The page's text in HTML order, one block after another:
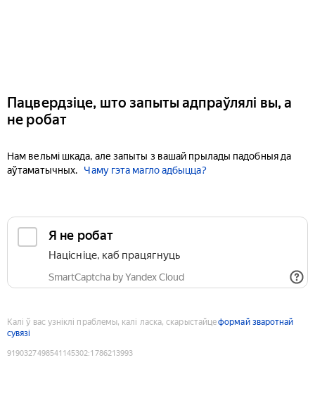
Пацвердзіце, што запыты адпраўлялі вы, а
не робат
Нам вельмі шкада, але запыты з вашай прылады падобныя да
аўтаматычных.
Чаму гэта магло адбыцца?
Я не робат
Націсніце, каб працягнуць
SmartCaptcha by Yandex Cloud
Калі ў вас узніклі праблемы, калі ласка, скарыстайцеформай зваротнай
сувязі
9190327498541145302:1786213993